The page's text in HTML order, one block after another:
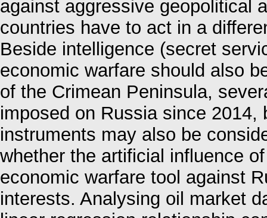
against aggressive geopolitical
countries have to act in a
Beside intelligence (secret
economic warfare should also
of the Crimean Peninsula,
imposed on Russia since 2014,
instruments may also be
whether the artificial influence
economic warfare tool against
interests. Analysing oil market